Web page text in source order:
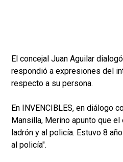
El concejal Juan Aguilar
respondió a expresiones del
respecto a su persona.
En INVENCIBLES, en diálogo
Mansilla, Merino apunto que el
ladrón y al policía. Estuvo 8
al policía".